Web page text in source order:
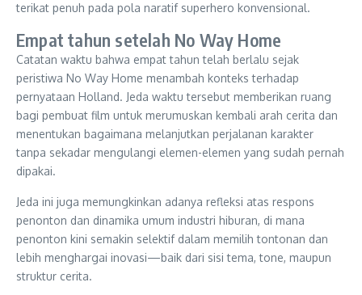
terikat penuh pada pola naratif superhero konvensional.
Empat tahun setelah No Way Home
Catatan waktu bahwa empat tahun telah berlalu sejak
peristiwa No Way Home menambah konteks terhadap
pernyataan Holland. Jeda waktu tersebut memberikan ruang
bagi pembuat film untuk merumuskan kembali arah cerita dan
menentukan bagaimana melanjutkan perjalanan karakter
tanpa sekadar mengulangi elemen-elemen yang sudah pernah
dipakai.
Jeda ini juga memungkinkan adanya refleksi atas respons
penonton dan dinamika umum industri hiburan, di mana
penonton kini semakin selektif dalam memilih tontonan dan
lebih menghargai inovasi—baik dari sisi tema, tone, maupun
struktur cerita.